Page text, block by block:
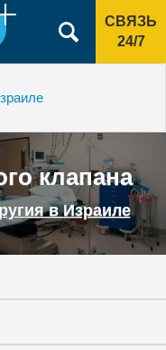
СВЯЗЬ
24/7
клапана
в Израиле